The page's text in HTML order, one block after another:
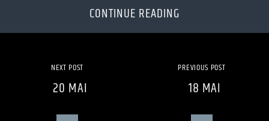
CONTINUE READING
NEXT POST
20 MAI
PREVIOUS POST
18 MAI